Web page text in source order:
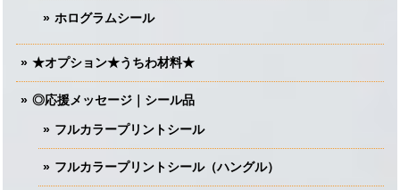
ホログラムシール
★オプション★うちわ材料★
◎応援メッセージ｜シール品
フルカラープリントシール
フルカラープリントシール（ハングル）